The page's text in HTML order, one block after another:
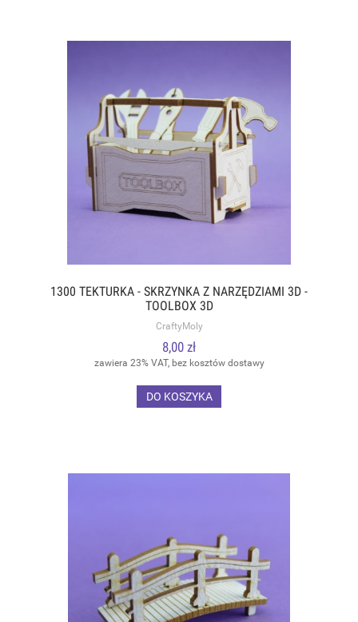
1300 TEKTURKA - SKRZYNKA Z NARZĘDZIAMI 3D -
TOOLBOX 3D
CraftyMoly
8,00 zł
zawiera 23% VAT, bez kosztów dostawy
DO KOSZYKA